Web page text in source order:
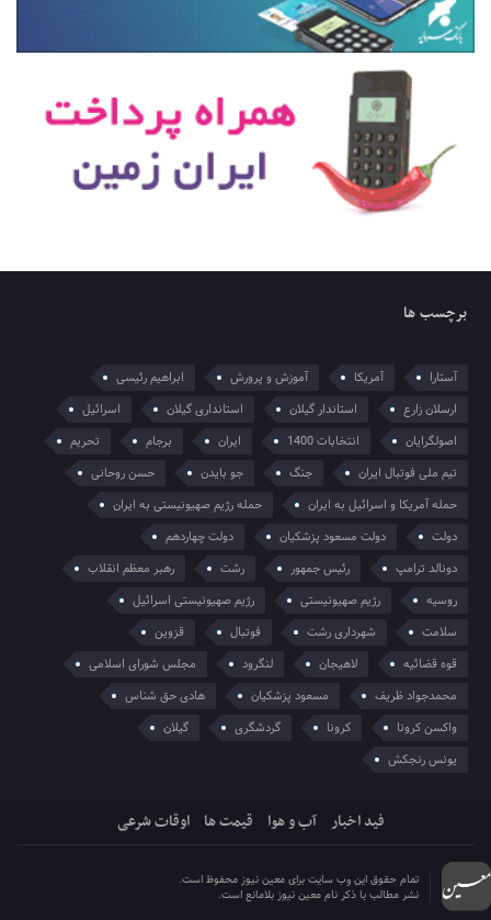
برچسب ها
آستارا آمریکا آموزش و پرورش
ابراهیم رئیسی
ارسلان زارع
استاندار گیلان استانداری گیلان
اسرائیل
اصولگرایان
انتخابات 1400 ایران برجام
تحریم
تیم ملی فوتبال ایران
جنگ جو بایدن
حسن روحانی
حمله آمریکا و اسرائیل به ایران
حمله رژیم صهیونیستی به ایران
دولت
دولت مسعود پزشکیان
دولت چهاردهم
دونالد ترامپ
رئیس جمهور رشت
رهبر معظم انقلاب
روسیه
رژیم صهیونیستی
رژیم صهیونیستی اسرائیل
سلامت
شهرداری رشت فوتبال
قزوین
قوه قضائیه
لاهیجان لنگرود
مجلس شورای اسلامی
محمدجواد ظریف
مسعود پزشکیان
هادی حق شناس
واکسن کرونا
کرونا گردشگری
گیلان
یونس رنجکش
فید اخبار آب و هوا قیمت ها اوقات شرعی
تمام حقوق این وب سایت برای معین نیوز محفوظ است.
نشر مطالب با ذکر نام معین نیوز بلامانع است.